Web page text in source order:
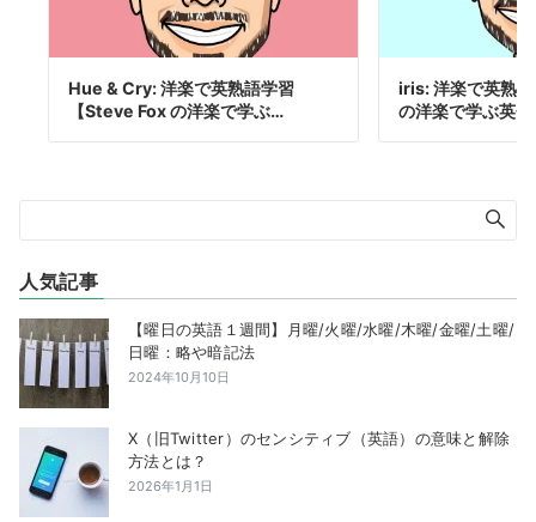
Hue & Cry: 洋楽で英熟語学習
【Steve Fox の洋楽で学ぶ…
iris: 洋楽で英熟
の洋楽で学ぶ英
人気記事
【曜日の英語１週間】月曜/火曜/水曜/木曜/金曜/土曜/
日曜：略や暗記法
2024年10月10日
X（旧Twitter）のセンシティブ（英語）の意味と解除
方法とは？
2026年1月1日